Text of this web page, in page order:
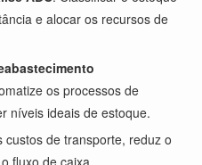
e alocar os recursos de
os processos de
níveis ideais de estoque.
custos de transporte, reduz o
fluxo de caixa.